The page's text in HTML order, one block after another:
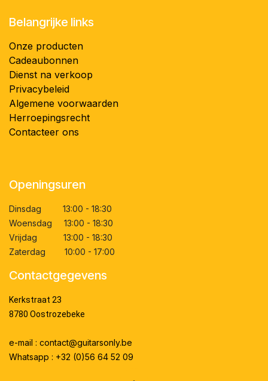
Belangrijke links
Onze producten
Cadeaubonnen
Dienst na verkoop
Privacybeleid
Algemene voorwaarden
Herroepingsrecht
Contacteer ons
Openingsuren
Dinsdag 13:00 - 18:30
Woensdag 13:00 - 18:30
Vrijdag 13:00 - 18:30
Zaterdag 10:00 - 17:00
Contactgegevens
Kerkstraat 23
8780 Oostrozebeke
e-mail : contact@guitarsonly.be
Whatsapp : +32 (0)56 64 52 09